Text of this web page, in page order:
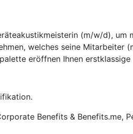
(m/w/d), um
welches seine Mitarbeiter
eröffnen Ihnen erstklassige
Benefits & Benefits.me,